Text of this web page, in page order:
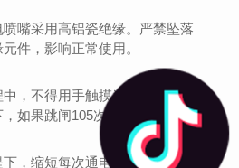
嘴采用高铝瓷绝缘。严禁坠落
件，影响正常使用。
，不得用手触摸半导体喷嘴的
如果跳闸105次，则应更换。
，缩短每次通电时间，延长点